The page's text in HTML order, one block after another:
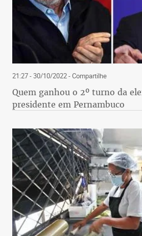
21:27 - 30/10/2022- Compartilhe
Quem ganhou o 2º turno da
presidente em Pernambuco